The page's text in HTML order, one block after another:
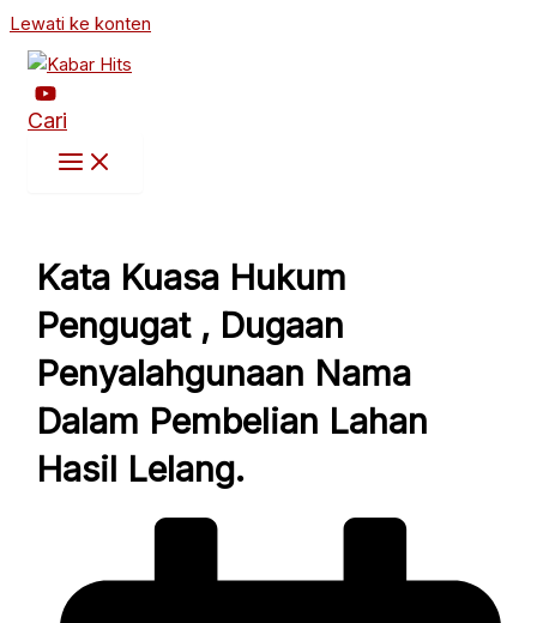
Lewati ke konten
Cari
Kata Kuasa Hukum
Pengugat , Dugaan
Penyalahgunaan Nama
Dalam Pembelian Lahan
Hasil Lelang.